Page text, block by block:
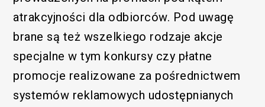
atrakcyjności dla odbiorców. Pod uwagę
brane są też wszelkiego rodzaje akcje
specjalne w tym konkursy czy płatne
promocje realizowane za pośrednictwem
systemów reklamowych udostępnianych